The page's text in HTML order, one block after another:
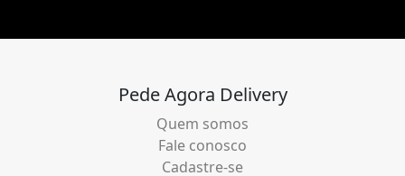
Pede Agora Delivery
Quem somos
Fale conosco
Cadastre-se